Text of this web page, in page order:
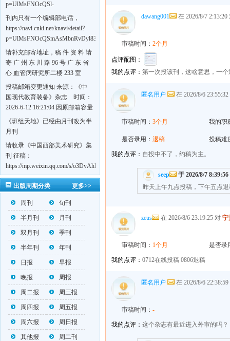
p=UlMsFNOcQSl-
刊内只有一个编辑部电话，
https://navi.cnki.net/knavi/detail?
p=UlMsFNOcQSmAsMbnRvDyl83fGGu5dcrBYtF-
w7VFJdSWT5tem1RQ5W2sC5HRG-
S8mH75DuljrTVfVeoXxT4L0b-
Yrk7HaGd7C2w5FD7nrnLRR5Q57zsTTQ==&uniplatform=NZKPT&language=CHS
请补充邮寄地址，稿 件 资 料 请
寄 广 州 东 川 路 96 号 广 东 省
心 血管病研究所二楼 233 室
《岭南心血管病杂志》编辑部
收，
https://navi.cnki.net/knavi/detail?
BMxk-
109PkA==&uniplatform=NZKPT&language=CHS
投稿邮箱变更通知 来源：《中
国现代教育装备》杂志 时间：
2026-6-12 16:21:04 因原邮箱容量
有限，自即日起停止使用，我刊
投稿邮箱变更为 高教投稿邮
邮箱：bedu@cmee.net.cn
《班组天地》已经由月刊改为半
月刊
请收录《中国西部美术研究》集
刊 征稿：
https://mp.weixin.qq.com/s/o3DvAhL6jtTS9ASccwcwPQ
第一辑：
https://mp.weixin.qq.com/s/_w2OMIu6Gs1QL0b_JWhZAQ
更多>>
出版周期分类
周刊 旬刊
半月刊 月刊
双月刊 季刊
半年刊 年刊
日报 早报
晚报 周报
周二报 周三报
周四报 周五报
周六报 周日报
其他报 周二刊
dawang001 在 2026/8/7
审稿时间： 2个月
点评配图：
我的点评： 第一次投该刊，这啥意思，一
匿名用户 在 2026/8/6
审稿时间： 3个月 我的职
是否录用： 退稿 投稿难
我的点评： 自投中不了，约稿为主。
seep
于 2026/8/7
昨天上午九点投稿，下午五点
zeus 在 2026/8/6 23:19:25 对 宁
审稿时间： 1个月 是否录
我的点评： 0712在线投稿 0806退稿
匿名用户 在 2026/8/6
审稿时间： -
我的点评： 这个杂志有最近进入外审的吗？